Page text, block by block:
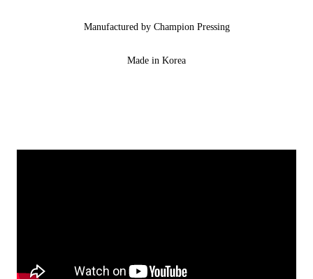
Manufactured by Champion Pressing
Made in Korea